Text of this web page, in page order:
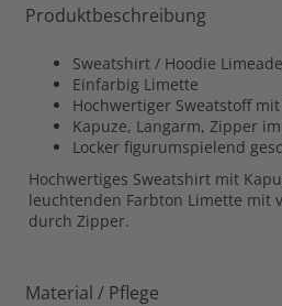
Produktbeschreibung
Sweatshirt / Hoodie Limeade
Einfarbig Limette
Hochwertiger Sweatstoff
Kapuze, Langarm, Zipper
Locker figurumspielend
Hochwertiges Sweatshirt mit
leuchtenden Farbton Limette mit
durch Zipper.
Material / Pflege